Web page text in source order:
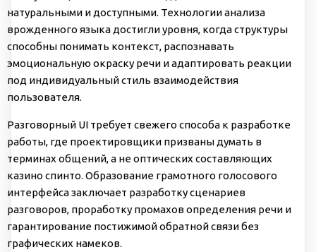
натуральными и доступными. Технологии анализа
врожденного языка достигли уровня, когда структуры
способны понимать контекст, распознавать
эмоциональную окраску речи и адаптировать реакции
под индивидуальный стиль взаимодействия
пользователя.
Разговорный UI требует свежего способа к разработке
работы, где проектировщики призваны думать в
терминах общений, а не оптических составляющих
казино спинто. Образование грамотного голосового
интерфейса заключает разработку сценариев
разговоров, проработку промахов определения речи и
гарантирование постижимой обратной связи без
графических намеков.